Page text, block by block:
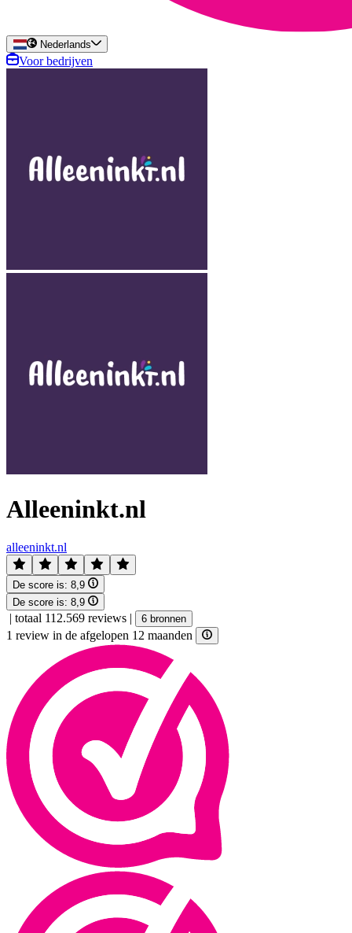
Nederlands
Voor bedrijven
Alleeninkt.nl
alleeninkt.nl
De score is: 8,9
De score is: 8,9
| totaal 112.569 reviews | 6 bronnen
1 review in de afgelopen 12 maanden